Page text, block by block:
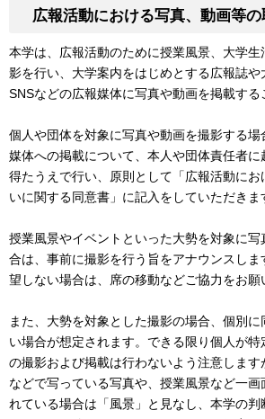
広報活動における写真、動画等
本学は、広報活動のために授業風景、大学
影を行い、大学案内をはじめとする広報誌や
SNSなどの広報媒体に写真や動画を掲載する
個人や団体を対象に写真や動画を撮影する
媒体への掲載について、本人や団体責任者
得たうえで行い、原則として「広報活動に
いに関する同意書」に記入をしていただきま
授業風景やイベントといった大勢を対象に
合は、事前に撮影を行う旨をアナウンスし
望しない場合は、席の移動などご協力をお願
また、大勢を対象とした撮影の場合、個別
い場合が想定されます。できる限り個人が特
の撮影および掲載は行わないよう注意します
などで写っている写真や、授業風景など一画
れている場合は「風景」と見なし、本学の